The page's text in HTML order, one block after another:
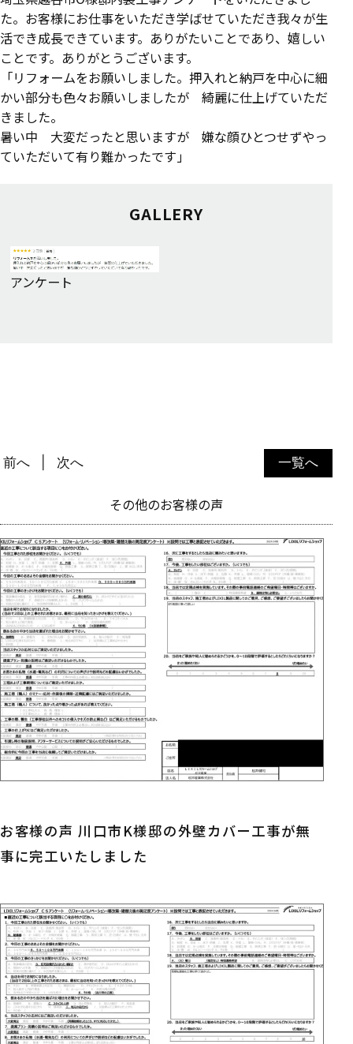
た。お客様にお仕事をいただき学ばせていただき我々が生
活でき成長できています。ありがたいことであり、嬉しい
ことです。ありがとうございます。
「リフォームをお願いしました。押入れと納戸を中心に細
かい部分も色々お願いしましたが 綺麗に仕上げていただ
きました。
暑い中 大変だったと思いますが 嫌な顔ひとつせずやっ
ていただいて有り難かったです」
GALLERY
アンケート
一覧へ
前へ 次へ
その他のお客様の声
お客様の声 川口市K様邸の外壁カバー工事が無
事に完工いたしました